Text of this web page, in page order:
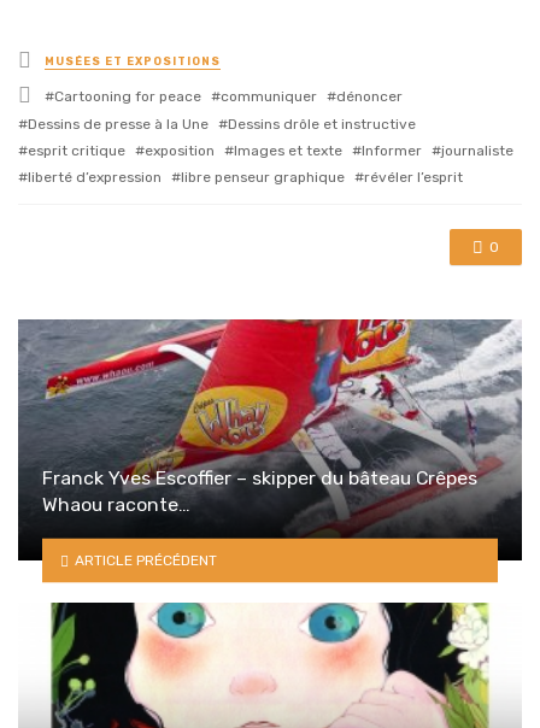
Posted
in
MUSÉES ET EXPOSITIONS
Tagged
with
Cartooning for peace communiquer
dénoncer
Dessins de presse à la Une
Dessins drôle et instructive
esprit critique
exposition Images et texte Informer
journaliste
liberté d’expression
libre penseur graphique révéler l’esprit
0
Franck Yves Escoffier – skipper du bâteau Crêpes
Whaou raconte…
ARTICLE PRÉCÉDENT